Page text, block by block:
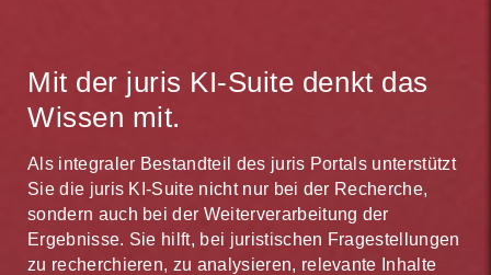
Mit der juris KI-Suite denkt das
Wissen mit.
Als integraler Bestandteil des juris Portals unterstützt
Sie die juris KI-Suite nicht nur bei der Recherche,
sondern auch bei der Weiterverarbeitung der
Ergebnisse. Sie hilft, bei juristischen Fragestellungen
zu recherchieren, zu analysieren, relevante Inhalte